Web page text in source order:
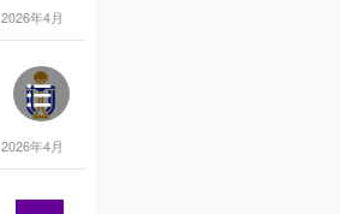
2026年4月
2026年4月